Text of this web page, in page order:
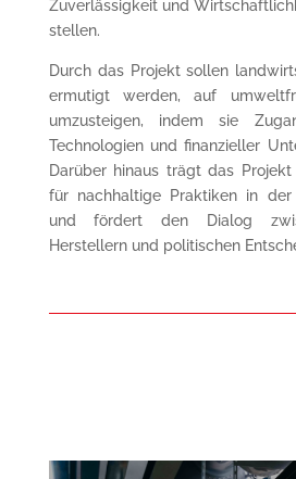
Zuverlässigkeit und
stellen.
Durch das Projekt sollen
ermutigt werden, auf
umzusteigen, indem sie
Technologien und finanzieller
Darüber hinaus trägt das Projekt
für nachhaltige Praktiken in
und fördert den Dialog
Herstellern und politischen